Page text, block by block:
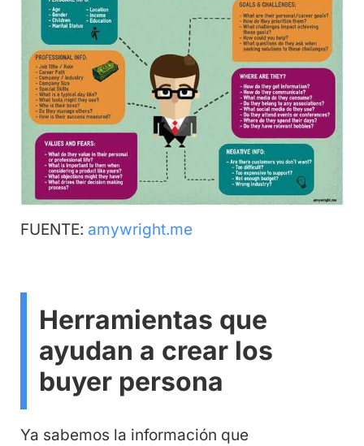
FUENTE: amywright.me
Herramientas que
ayudan a crear los
buyer persona
Ya sabemos la información que